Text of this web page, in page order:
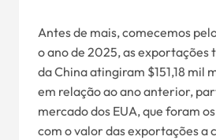
Antes de mais, comecemos
o ano de 2025, as exportações
da China atingiram $151,18 mil
em relação ao ano anterior,
mercado dos EUA, que foram
com o valor das exportações a